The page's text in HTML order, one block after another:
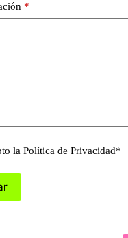
*
la Política de Privacidad*